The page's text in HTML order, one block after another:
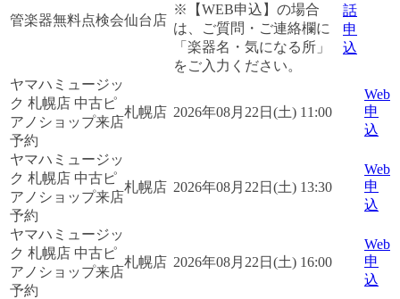
管楽器無料点検会仙台店
※【WEB申込】の場合
は、ご質問・ご連絡欄に
「楽器名・気になる所」
をご入力ください。
話
申
込
ヤマハミュージッ
ク 札幌店 中古ピ
アノショップ来店
予約
札幌店 2026年08月22日(土) 11:00
Web
申
込
ヤマハミュージッ
ク 札幌店 中古ピ
アノショップ来店
予約
札幌店 2026年08月22日(土) 13:30
Web
申
込
ヤマハミュージッ
ク 札幌店 中古ピ
アノショップ来店
予約
札幌店 2026年08月22日(土) 16:00
Web
申
込